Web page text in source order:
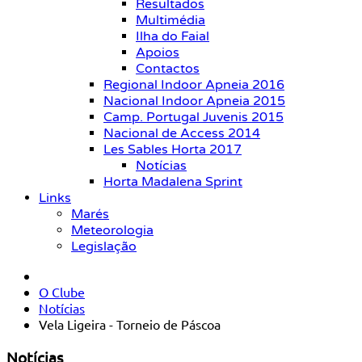
Resultados
Multimédia
Ilha do Faial
Apoios
Contactos
Regional Indoor Apneia 2016
Nacional Indoor Apneia 2015
Camp. Portugal Juvenis 2015
Nacional de Access 2014
Les Sables Horta 2017
Notícias
Horta Madalena Sprint
Links
Marés
Meteorologia
Legislação
O Clube
Notícias
Vela Ligeira - Torneio de Páscoa
Notícias